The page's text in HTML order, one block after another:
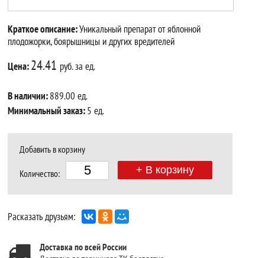
Краткое описание:Уникальный препарат от яблонной
плодожорки, боярышницы и других вредителей
Цена:24.41 руб. за ед.
В наличии:889.00 ед.
Минимальный заказ:5 ед.
Добавить в корзину
Количество: + В корзину
Расказать друзьям:
Доставка по всей России